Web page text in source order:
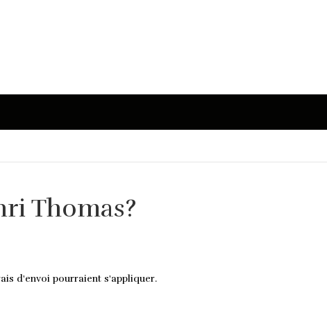
Thomas?
d'envoi pourraient s'appliquer.